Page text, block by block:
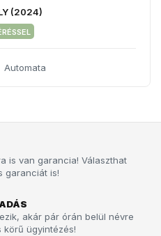
(2024)
Automata
is van garancia! Választhat
garanciát is!
akár pár órán belül névre
körű ügyintézés!